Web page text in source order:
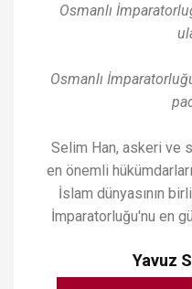
Osmanlı
Osmanlı
Selim Han, askeri ve
en önemli
İslam dünyasının
İmparatorluğu'nu en
Yavuz